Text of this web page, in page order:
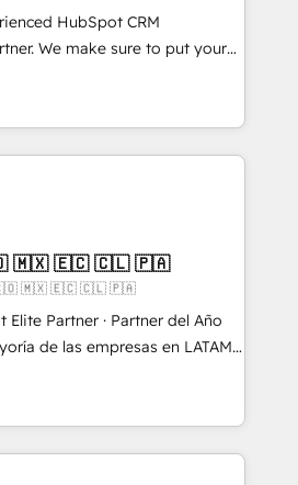
we build. We fix what others
reality—practical
Top 5% globally in client
market companies ready to
into unified systems
results.
HubSpot CRM
We make sure to put your
and goals first and think along
We are only satisfied once
Marketing, Sales & Service
- Complex data
MS Dynamics, Perfect
integrations (e.g. MS
AX, SAP, Exact, AFAS) We
companies in the SME sector
SaaS, business services and
important user adoption is.
a step-by-step
🇲🇽 🇪🇨 🇨🇱 🇵🇦
🇨🇴 🇲🇽 🇪🇨 🇨🇱 🇵🇦
Elite Partner · Partner del Año
de herramientas. Tienen un
desalineados, datos
que dependen de personas
Eso frena el crecimiento,